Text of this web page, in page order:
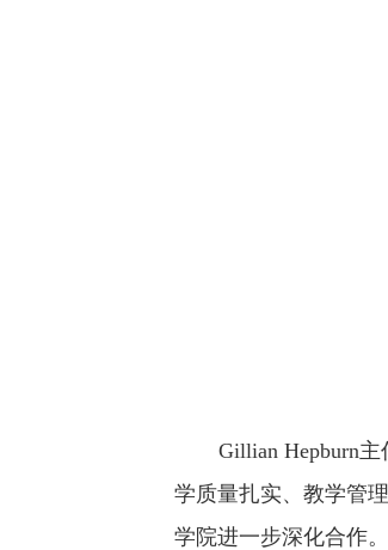
Gillian Hepburn
学质量扎实、教学管
学院进一步深化合作。